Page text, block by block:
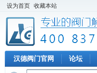
设为首页 收藏本站
汉德阀门官网 论坛